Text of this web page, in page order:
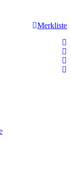
Merkliste